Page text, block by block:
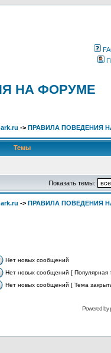
НА ФОРУМЕ
-> ПРАВИЛА ПОВЕДЕНИЯ
Темы
Показать темы:
-> ПРАВИЛА ПОВЕДЕНИЯ
Нет новых сообщений
Нет новых сообщений [ Популярная
Нет новых сообщений [ Тема
Powered by